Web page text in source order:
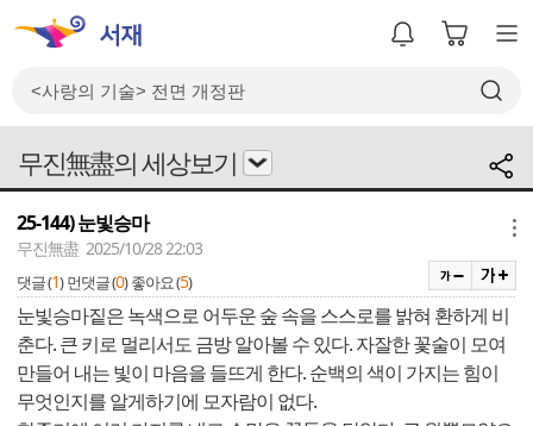
무진無盡의 세상보기
25-144) 눈빛승마
무진無盡 2025/10/28 22:03
댓글 (1) 먼댓글 (0) 좋아요 (5)
눈빛승마짙은 녹색으로 어두운 숲 속을 스스로를 밝혀 환하게 비
춘다. 큰 키로 멀리서도 금방 알아볼 수 있다. 자잘한 꽃술이 모여
만들어 내는 빛이 마음을 들뜨게 한다. 순백의 색이 가지는 힘이
무엇인지를 알게하기에 모자람이 없다.